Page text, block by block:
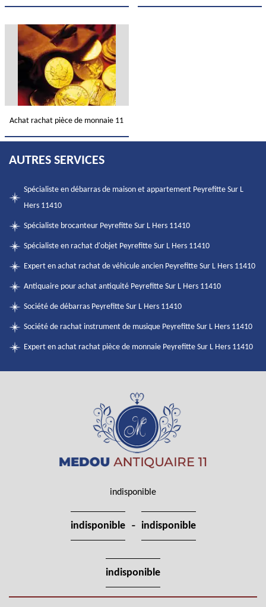
Achat rachat pièce de monnaie 11
AUTRES SERVICES
Spécialiste en débarras de maison et appartement Peyrefitte Sur L
Hers 11410
Spécialiste brocanteur Peyrefitte Sur L Hers 11410
Spécialiste en rachat d'objet Peyrefitte Sur L Hers 11410
Expert en achat rachat de véhicule ancien Peyrefitte Sur L Hers 11410
Antiquaire pour achat antiquité Peyrefitte Sur L Hers 11410
Société de débarras Peyrefitte Sur L Hers 11410
Société de rachat instrument de musique Peyrefitte Sur L Hers 11410
Expert en achat rachat pièce de monnaie Peyrefitte Sur L Hers 11410
indisponible
indisponible - indisponible
indisponible